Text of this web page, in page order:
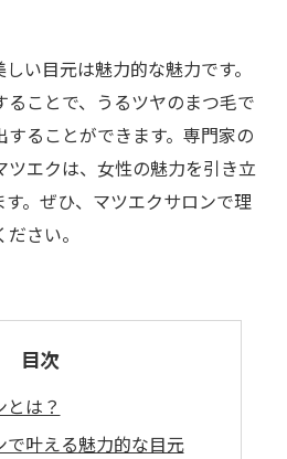
い目元は魅力的な魅力です。
ことで、うるツヤのまつ毛で
ることができます。専門家の
エクは、女性の魅力を引き立
。ぜひ、マツエクサロンで理
さい。
目次
とは？
叶える魅力的な目元